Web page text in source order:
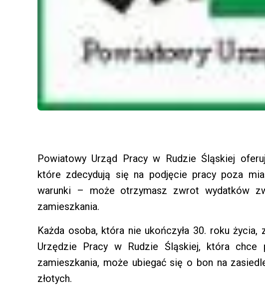
Powiatowy Urząd Pracy w Rudzie Śląskiej
które zdecydują się na podjęcie pracy poza
warunki – może otrzymasz zwrot wydatków
zamieszkania.
Każda osoba, która nie ukończyła 30. roku
Urzędzie Pracy w Rudzie Śląskiej, która chce
zamieszkania, może ubiegać się o bon na
złotych.